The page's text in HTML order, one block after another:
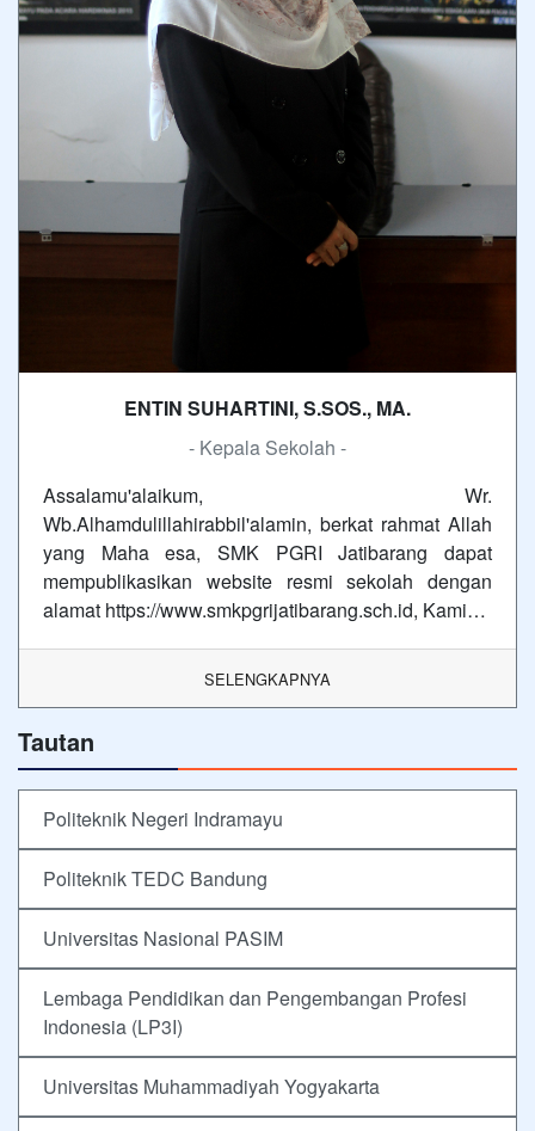
ENTIN SUHARTINI, S.SOS., MA.
- Kepala Sekolah -
Assalamu'alaikum, Wr.
Wb.Alhamdulillahirabbil'alamin, berkat rahmat Allah
yang Maha esa, SMK PGRI Jatibarang dapat
mempublikasikan website resmi sekolah dengan
alamat https://www.smkpgrijatibarang.sch.id, Kami…
SELENGKAPNYA
Tautan
Politeknik Negeri Indramayu
Politeknik TEDC Bandung
Universitas Nasional PASIM
Lembaga Pendidikan dan Pengembangan Profesi
Indonesia (LP3I)
Universitas Muhammadiyah Yogyakarta